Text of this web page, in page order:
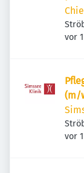
vor
(m/
vor